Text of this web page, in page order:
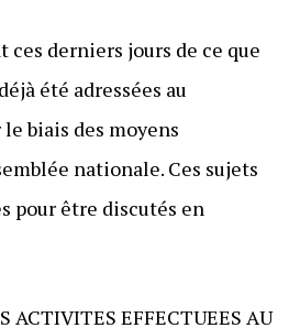
ces derniers jours de ce que
été adressées au
biais des moyens
nationale. Ces sujets
pour être discutés en
ACTIVITES EFFECTUEES AU